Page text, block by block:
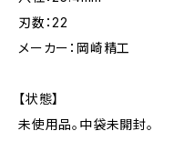
刃数：22
メーカー：岡崎精工
【状態】
未使用品。中袋未開封。